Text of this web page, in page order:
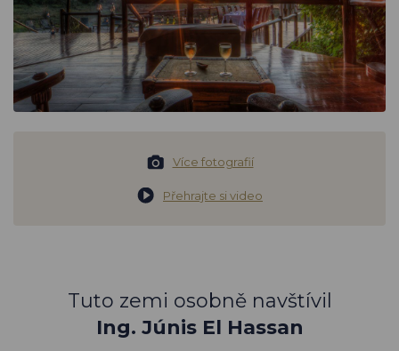
Více fotografií
Přehrajte si video
Tuto zemi osobně navštívil
Ing. Júnis El Hassan